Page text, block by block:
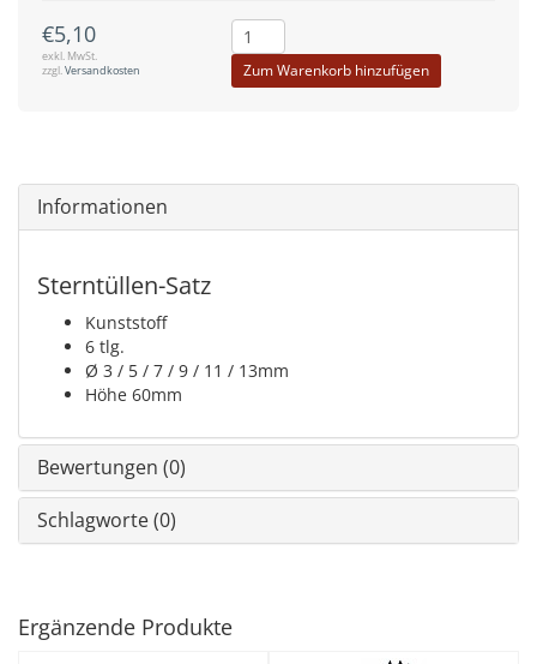
€5,10
exkl. MwSt.
zzgl.Versandkosten Zum Warenkorb hinzufügen
Informationen
Sterntüllen-Satz
Kunststoff
6 tlg.
Ø 3 / 5 / 7 / 9 / 11 / 13mm
Höhe 60mm
Bewertungen (0)
Schlagworte (0)
Ergänzende Produkte